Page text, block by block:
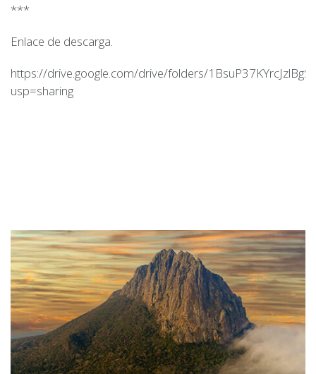
***
Enlace de descarga.
https://drive.google.com/drive/folders/
usp=sharing